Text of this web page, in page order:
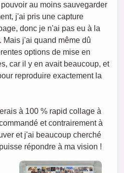
au moins sauvegarder
j'ai pris une capture
donc je n'ai pas eu à la
Mais j'ai quand même dû
options de mise en
car il y en avait beaucoup, et
reproduire exactement la
à 100 % rapid collage à
et contrairement à
et j'ai beaucoup cherché
répondre à ma vision !